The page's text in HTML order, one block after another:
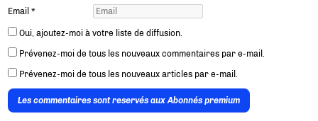
Email*
Oui, ajoutez-moi à votre liste de diffusion.
Prévenez-moi de tous les nouveaux commentaires par e-mail.
Prévenez-moi de tous les nouveaux articles par e-mail.
Les commentaires sont reservés aux Abonnés premium